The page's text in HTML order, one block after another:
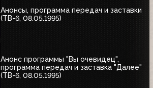
Анонсы, программа передач и заставки
(ТВ-6, 08.05.1995)
Анонс программы "Вы очевидец",
программа передач и заставка "Далее"
(ТВ-6, 08.05.1995)